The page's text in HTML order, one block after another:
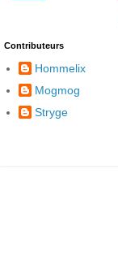
Contributeurs
Hommelix
Mogmog
Stryge